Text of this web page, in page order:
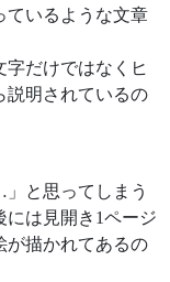
ているような文章
だけではなくヒ
説明されているの
と思ってしまう
は見開き1ページ
が描かれてあるの